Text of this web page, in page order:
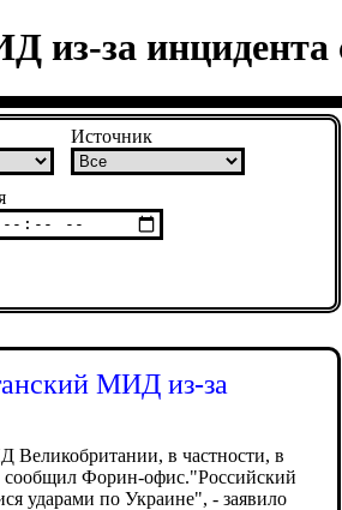
из-за
Источник
МИД из-за
Великобритании, в частности, в
Форин-офис."Российский
ударами по Украине", - заявило